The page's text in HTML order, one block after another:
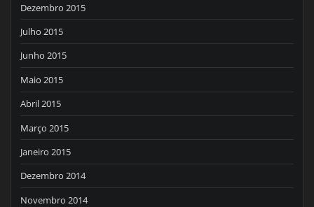
Dezembro 2015
Julho 2015
Junho 2015
Maio 2015
Abril 2015
Março 2015
Janeiro 2015
Dezembro 2014
Novembro 2014